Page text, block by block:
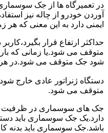
در تعمیرگاه ها از جک
آوردن خودرو از چاله نیز
ایمنی دارد به این معنی که
حداکثر ارتفاع قرار
متوقف می شود.یا زمانی که
شود جک متوقف می شود.در هر
دستگاه ژنراتور عادی خارج
متوقف می شود.
جک های سوسماری در ظرفیت
باشد.جک سوسماری باید بدنه